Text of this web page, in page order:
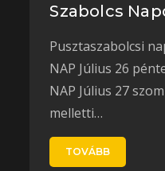
Szabolcs
Pusztaszabolcsi
NAP Július 26
NAP Július 27
melletti…
TOVÁBB